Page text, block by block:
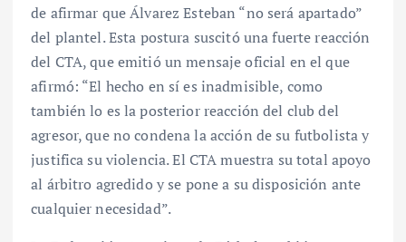
de afirmar que Álvarez Esteban “no será apartado”
del plantel. Esta postura suscitó una fuerte reacción
del CTA, que emitió un mensaje oficial en el que
afirmó: “El hecho en sí es inadmisible, como
también lo es la posterior reacción del club del
agresor, que no condena la acción de su futbolista y
justifica su violencia. El CTA muestra su total apoyo
al árbitro agredido y se pone a su disposición ante
cualquier necesidad”.